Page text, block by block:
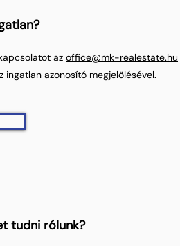
az office@mk-realestate.hu
ingatlan azonosító megjelölésével.
tudni rólunk?